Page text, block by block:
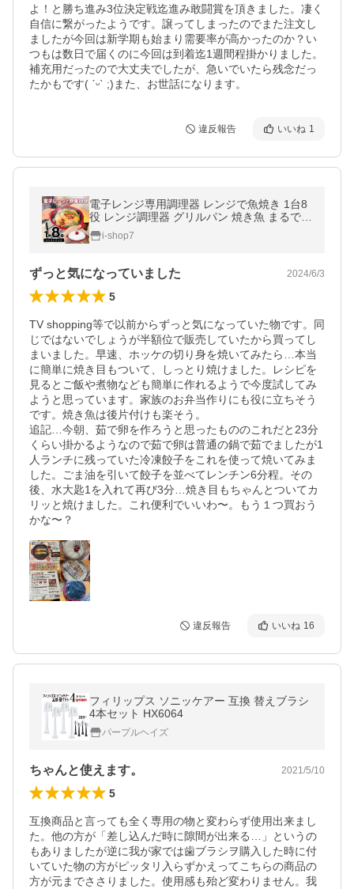
よ！と勝ち進み3位決定戦迄進み敢闘賞を頂きました。凄く
自信に繋がったようです。譲ってしまったのでまた注文し
ましたが今回は新学期も始まり需要率が高かったのか？い
つもは数日で届くのに今回は到着迄1週間程掛かりました。
補充用だったので大丈夫でしたが、急いでいたら残念だっ
たかもです( ˊᵕˋ ;)また、お世話になります。
違反報告 いいね 1
電子レンジ専用調理器 レンジで魚焼き 1台8
役 レンジ調理器 グリルパン 焼き魚 まるで直
火焼き 時短 料理 食洗機OK グリル調理器 送
料無料- 60N◇ らくクック
i-shop7
ずっと気になっていました 2024/6/3
5
TV shopping等で以前からずっと気になっていた物です。同
じではないでしょうが半額位で販売していたから買ってし
まいました。早速、ホッケの切り身を焼いてみたら…本当
に簡単に焼き目もついて、しっとり焼けました。レシピを
見るとご飯や煮物なども簡単に作れるようで今度試してみ
ようと思っています。家族のお弁当作りにも役に立ちそう
です。焼き魚は後片付けも楽そう。
追記…今朝、茹で卵を作ろうと思ったもののこれだと23分
くらい掛かるようなので茹で卵は普通の鍋で茹でましたが1
人ランチに残っていた冷凍餃子をこれを使って焼いてみま
した。ごま油を引いて餃子を並べてレンチン6分程。その
後、水大匙1を入れて再び3分…焼き目もちゃんとついてカ
リッと焼けました。これ便利でいいわ〜。もう１つ買おう
かな〜？
違反報告 いいね 16
フィリップス ソニッケアー 互換 替えブラシ
4本セット HX6064
パープルヘイズ
ちゃんと使えます。 2021/5/10
5
互換商品と言っても全く専用の物と変わらず使用出来まし
た。他の方が「差し込んだ時に隙間が出来る…」というの
もありましたが逆に我が家では歯ブラシヲ購入した時に付
いていた物の方がピッタリ入らずかえってこちらの商品の
方が元までささりました。使用感も殆ど変わりません。我